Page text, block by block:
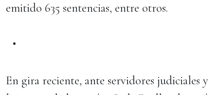
emitido 635 sentencias, entre otros.
En gira reciente, ante servidores judiciales y